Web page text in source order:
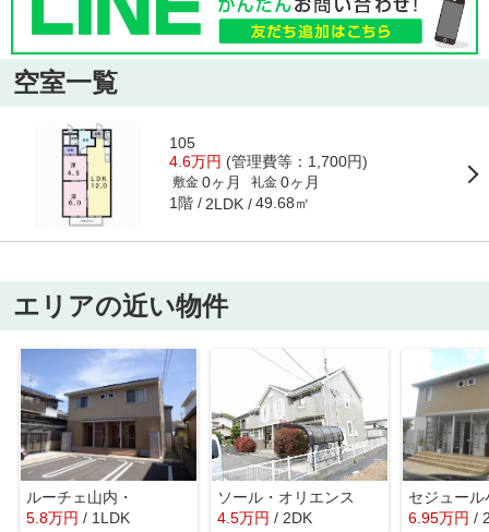
空室一覧
105
4.6万円 (管理費等：1,700円)
敷金 0ヶ月 礼金 0ヶ月
1階 2LDK 49.68㎡
エリアの近い物件
ルーチェ山内・
5.8万円 / 1LDK
ソール・オリエンス
4.5万円 / 2DK
セジュー
6.95万円 /